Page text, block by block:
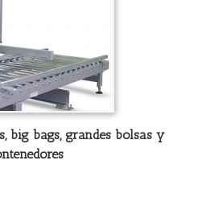
big bags, grandes bolsas y